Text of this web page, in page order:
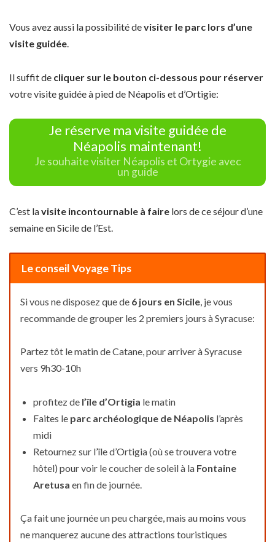
Vous avez aussi la possibilité devisiter le parc lors d’une
visite guidée.
Il suffit de cliquer sur le bouton ci-dessous pour réserver
votre visite guidée à pied de Néapolis et d’Ortigie:
Je réserve ma visite guidée de
Néapolis maintenant!
Je souhaite visiter Néapolis et Ortygie avec
un guide
C’est lavisite incontournable à faire lors de ce séjour d’une
semaine en Sicile de l’Est.
Le conseil Voyage Tips
Si vous ne disposez que de 6 jours en Sicile, je vous
recommande de grouper les 2 premiers jours à Syracuse:
Partez tôt le matin de Catane, pour arriver à Syracuse
vers 9h30-10h
profitez de l’île d’Ortigia le matin
Faites le parc archéologique de Néapolis l’après
midi
Retournez sur l’ïle d’Ortigia (où se trouvera votre
hôtel) pour voir le coucher de soleil à la Fontaine
Aretusa en fin de journée.
Ça fait une journée un peu chargée, mais au moins vous
ne manquerez aucune des attractions touristiques